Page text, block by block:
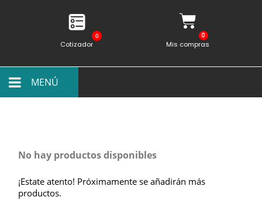
0
Cotizador Mis compras
MENÚ
No hay productos disponibles
¡Estate atento! Próximamente se añadirán más
productos.